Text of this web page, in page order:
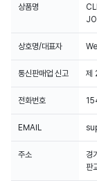
상품명
상호명/대표자
통신판매업 신고 제
전화번호
EMAIL
주소
경
판